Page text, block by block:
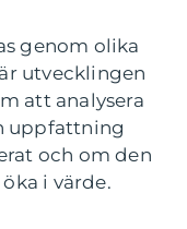
genom olika
utvecklingen
att analysera
uppfattning
och om den
i värde.